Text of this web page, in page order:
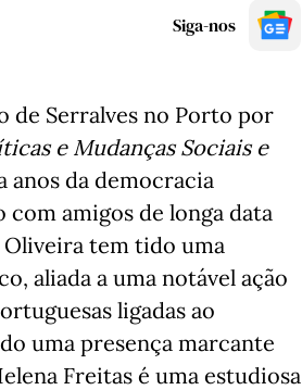
Siga-nos
de Serralves no Porto por
e Mudanças Sociais e
anos da democracia
amigos de longa data
tem tido uma
aliada a uma notável ação
ligadas ao
uma presença marcante
Freitas é uma estudiosa